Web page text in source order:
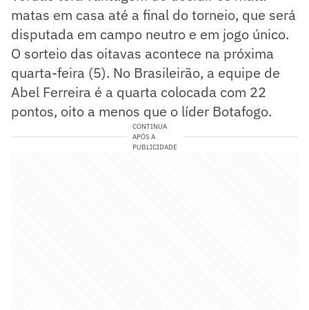
matas em casa até a final do torneio, que será
disputada em campo neutro e em jogo único.
O sorteio das oitavas acontece na próxima
quarta-feira (5). No Brasileirão, a equipe de
Abel Ferreira é a quarta colocada com 22
pontos, oito a menos que o líder Botafogo.
CONTINUA
APÓS A
PUBLICIDADE